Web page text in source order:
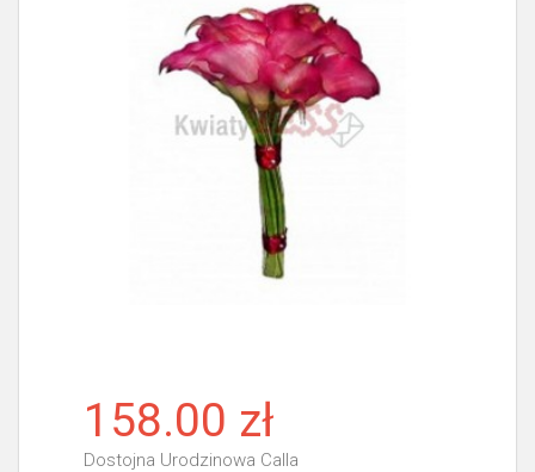
158.00 zł
Dostojna Urodzinowa Calla